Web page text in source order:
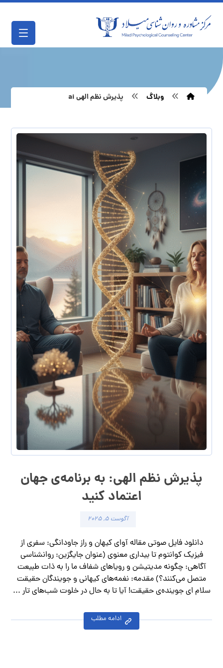
وبلاگ پذیرش نظم الهی ai
پذیرش نظم الهی: به برنامه‌ی جهان
اعتماد کنید
آگوست ۵, ۲۰۲۵
دانلود فایل صوتی مقاله آوای کیهان و راز جاودانگی: سفری از
فیزیک کوانتوم تا بیداری معنوی (عنوان جایگزین: روانشناسی
آگاهی: چگونه مدیتیشن و رویاهای شفاف ما را به ذات طبیعت
متصل می‌کنند؟) مقدمه: نغمه‌های کیهانی و جویندگان حقیقت
سلام ای جوینده‌ی حقیقت! آیا تا به حال در خلوت شب‌های تار ...
ادامه مطلب